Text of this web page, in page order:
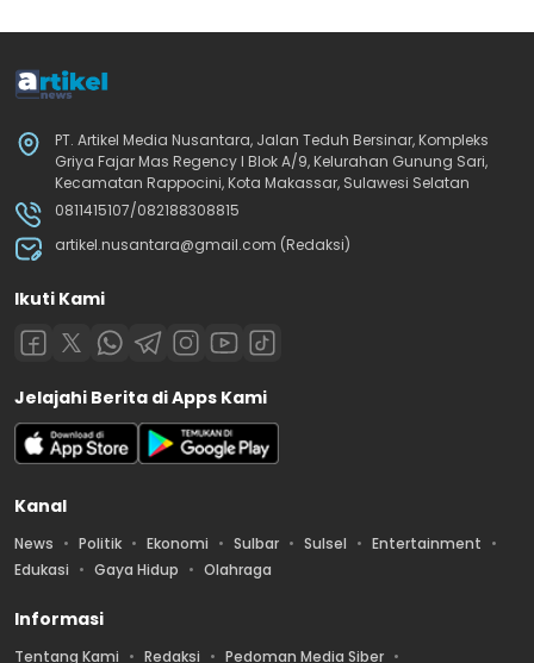
PT. Artikel Media Nusantara, Jalan Teduh Bersinar, Kompleks
Griya Fajar Mas Regency I Blok A/9, Kelurahan Gunung Sari,
Kecamatan Rappocini, Kota Makassar, Sulawesi Selatan
0811415107/082188308815
artikel.nusantara@gmail.com (Redaksi)
Ikuti Kami
Jelajahi Berita di Apps Kami
Kanal
News Politik Ekonomi Sulbar Sulsel
Entertainment
Edukasi
Gaya Hidup Olahraga
Informasi
Tentang Kami Redaksi Pedoman Media Siber